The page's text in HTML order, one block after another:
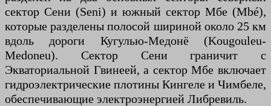
сектор Сени (Seni) и южный сектор Мбе (Mbé),
которые разделены полосой шириной около 25 км
вдоль дороги Кугулью-Медонё (Kougouleu-
Medoneu). Сектор Сени граничит с
Экваториальной Гвинеей, а сектор Мбе включает
гидроэлектрические плотины Кингеле и Чимбеле,
обеспечивающие электроэнергией Либревиль.